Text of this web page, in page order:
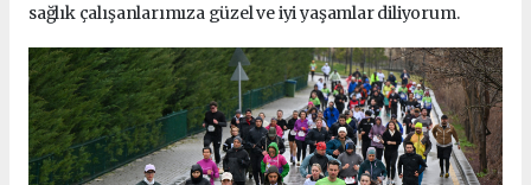
sağlık çalışanlarımıza güzel ve iyi yaşamlar diliyorum.